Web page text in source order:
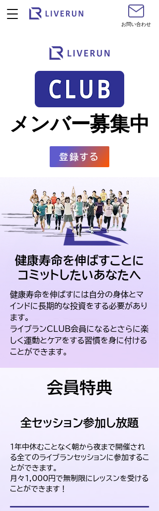
お問い合わせ
メンバー募集中
メンバー募集中
登録する
健康寿命を伸ばすことに
​コミットしたいあなたへ
健康寿命を伸ばすには自分の身体とマ
インドに長期的な投資をする必要があり
ます。
​ライブランCLUB会員になるとさらに楽
しく運動とケアをする習慣を身に付ける
ことができます。
​会員特典
全セッション参加し放題
1年中休むことなく朝から夜まで開催され
る全てのライブランセッションに参加するこ
とができます。
​月々1,000円で無制限にレッスンを受ける
ことができます！